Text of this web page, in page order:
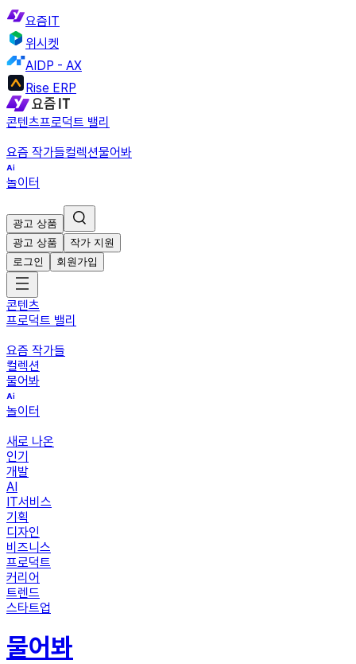
요즘IT
위시켓
AIDP - AX
Rise ERP
콘텐츠프로덕트 밸리
요즘 작가들컬렉션물어봐
놀이터
광고 상품
광고 상품
작가 지원
로그인
회원가입
콘텐츠
프로덕트 밸리
요즘 작가들
컬렉션
물어봐
놀이터
새로 나온
인기
개발
AI
IT서비스
기획
디자인
비즈니스
프로덕트
커리어
트렌드
스타트업
물어봐